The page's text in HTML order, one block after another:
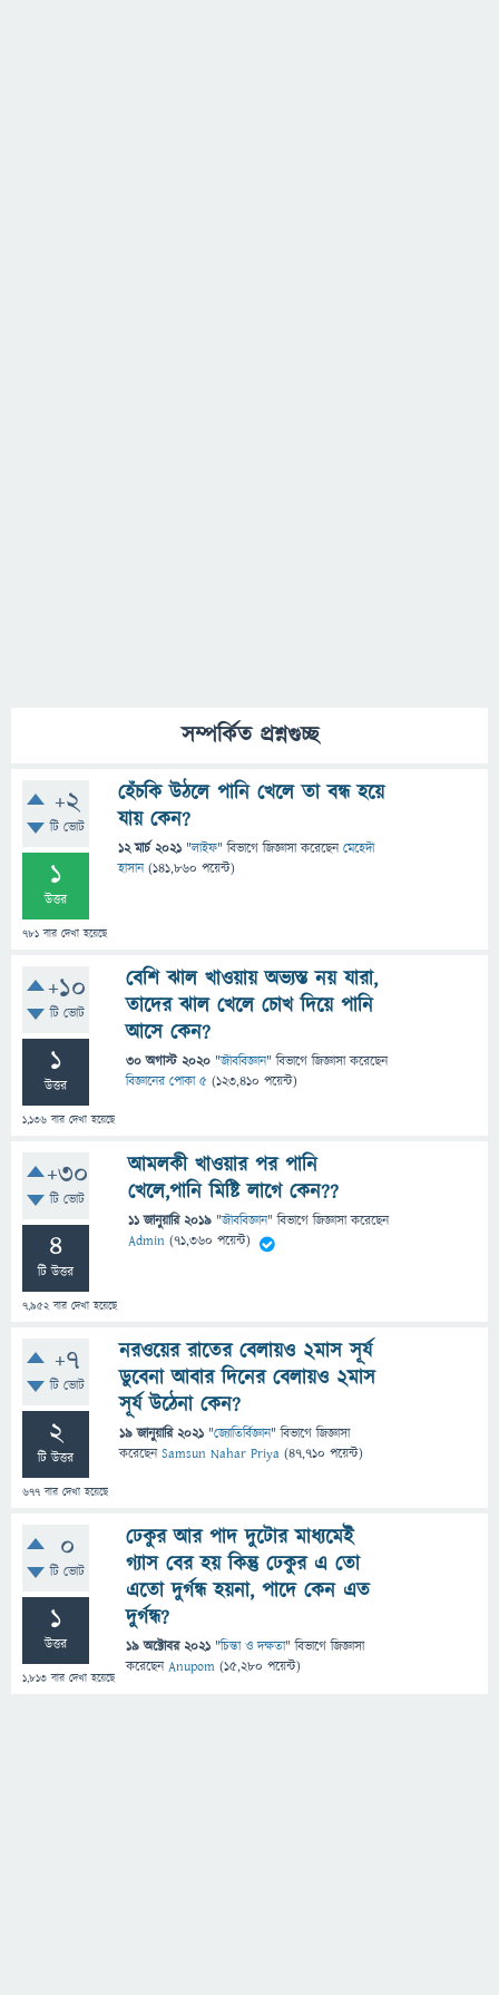
সম্পর্কিত প্রশ্নগুচ্ছ
+2
টি ভোট
1
উত্তর
781 বার দেখা হয়েছে
হেঁচকি উঠলে পানি খেলে তা বন্ধ হয়ে
যায় কেন?
12 মার্চ 2021 "লাইফ" বিভাগে জিজ্ঞাসাকরেছেনমেহেদী
হাসান (141,860 পয়েন্ট)
+10
টি ভোট
1
উত্তর
1,136 বার দেখা হয়েছে
বেশি ঝাল খাওয়ায় অভ্যস্ত নয় যারা,
তাদের ঝাল খেলে চোখ দিয়ে পানি
আসে কেন?
30 অগাস্ট 2020 "জীববিজ্ঞান" বিভাগে জিজ্ঞাসাকরেছেন
বিজ্ঞানের পোকা ৫ (123,410 পয়েন্ট)
+30
টি ভোট
4
টি উত্তর
7,952বার দেখা হয়েছে
আমলকী খাওয়ার পর পানি
খেলে,পানি মিষ্টি লাগে কেন??
11 জানুয়ারি 2019 "জীববিজ্ঞান" বিভাগে জিজ্ঞাসাকরেছেন
Admin (71,360 পয়েন্ট)
+7
টি ভোট
2
টি উত্তর
677 বার দেখা হয়েছে
নরওয়ের রাতের বেলায়ও ২মাস সূর্য
ডুবেনা আবার দিনের বেলায়ও ২মাস
সূর্য উঠেনা কেন?
19 জানুয়ারি 2021 "জ্যোতির্বিজ্ঞান" বিভাগে জিজ্ঞাসা
করেছেনSamsun Nahar Priya (47,710 পয়েন্ট)
0
টি ভোট
1
উত্তর
1,813 বার দেখা হয়েছে
ঢেকুর আর পাদ দুটোর মাধ্যমেই
গ্যাস বের হয় কিন্তু ঢেকুর এ তো
এতো দুর্গন্ধ হয়না, পাদে কেন এত
দুর্গন্ধ?
19 অক্টোবর 2021 "চিন্তা ও দক্ষতা" বিভাগে জিজ্ঞাসা
করেছেনAnupom (15,280 পয়েন্ট)